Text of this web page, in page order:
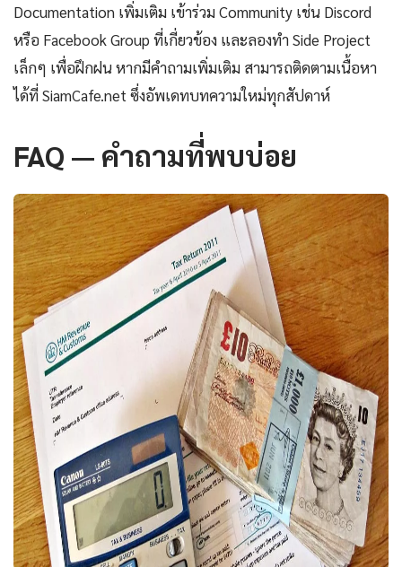
Documentation เพิ่มเติม เข้าร่วม Community เช่น Discord
หรือ Facebook Group ที่เกี่ยวข้อง และลองทำ Side Project
เล็กๆ เพื่อฝึกฝน หากมีคำถามเพิ่มเติม สามารถติดตามเนื้อหา
ได้ที่ SiamCafe.net ซึ่งอัพเดทบทความใหม่ทุกสัปดาห์
FAQ — คำถามที่พบบ่อย